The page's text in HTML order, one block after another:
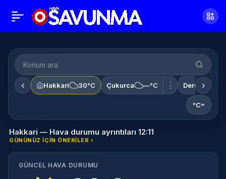
‹ Hakkari 30°C Çukurca —°C ⋮ Derecik
›
°C
Hakkari — Hava durumu ayrıntıları 12:11
GÜNÜNÜZ IÇIN ÖNERILER ›
GÜNCEL HAVA DURUMU